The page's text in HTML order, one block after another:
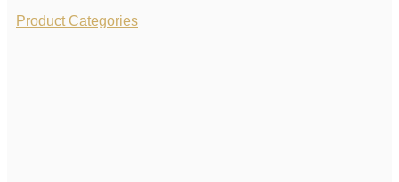
Product Categories